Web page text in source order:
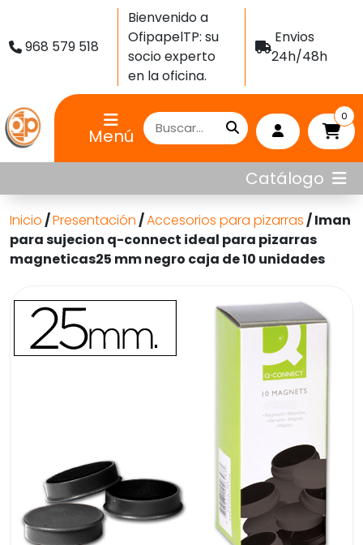
968 579 518
Bienvenido a
OfipapelTP: su
socio experto
en la oficina.
Envios
24h/48h
Menú
0
Catálogo
Inicio/Presentación/Accesorios para pizarras/ Iman
para sujecion q-connect ideal para pizarras
magneticas25 mm negro caja de 10 unidades